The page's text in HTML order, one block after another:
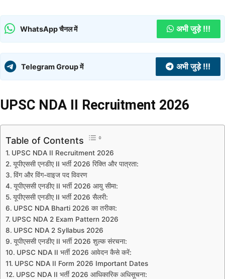
WhatsApp चैनल में अभी जुड़े !!!
Telegram Group में अभी जुड़े !!!
UPSC NDA II Recruitment 2026
Table of Contents
UPSC NDA II Recruitment 2026
यूपीएससी एनडीए II भर्ती 2026 रिक्ति और पात्रता:
विंग और विंग-वाइज पद विवरण
यूपीएससी एनडीए II भर्ती 2026 आयु सीमा:
यूपीएससी एनडीए II भर्ती 2026 सैलरी:
UPSC NDA Bharti 2026 का तरीका:
UPSC NDA 2 Exam Pattern 2026
UPSC NDA 2 Syllabus 2026
यूपीएससी एनडीए II भर्ती 2026 शुल्क संरचना:
UPSC NDA II भर्ती 2026 आवेदन कैसे करें:
UPSC NDA II Form 2026 Important Dates
UPSC NDA II भर्ती 2026 आधिकारिक अधिसूचना: